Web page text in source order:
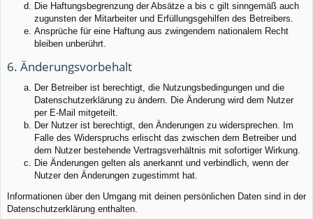
Die Haftungsbegrenzung der Absätze a bis c gilt sinngemäß auch
zugunsten der Mitarbeiter und Erfüllungsgehilfen des Betreibers.
Ansprüche für eine Haftung aus zwingendem nationalem Recht
bleiben unberührt.
6. Änderungsvorbehalt
Der Betreiber ist berechtigt, die Nutzungsbedingungen und die
Datenschutzerklärung zu ändern. Die Änderung wird dem Nutzer
per E-Mail mitgeteilt.
Der Nutzer ist berechtigt, den Änderungen zu widersprechen. Im
Falle des Widerspruchs erlischt das zwischen dem Betreiber und
dem Nutzer bestehende Vertragsverhältnis mit sofortiger Wirkung.
Die Änderungen gelten als anerkannt und verbindlich, wenn der
Nutzer den Änderungen zugestimmt hat.
Informationen über den Umgang mit deinen persönlichen Daten sind in der
Datenschutzerklärung enthalten.